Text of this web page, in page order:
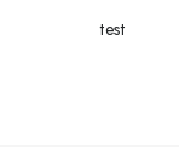
test